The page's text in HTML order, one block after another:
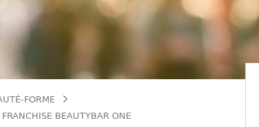
FORME
FRANCHISE BEAUTYBAR ONE